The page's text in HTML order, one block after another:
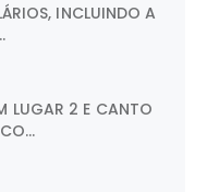
INCLUINDO A
LUGAR 2 E CANTO